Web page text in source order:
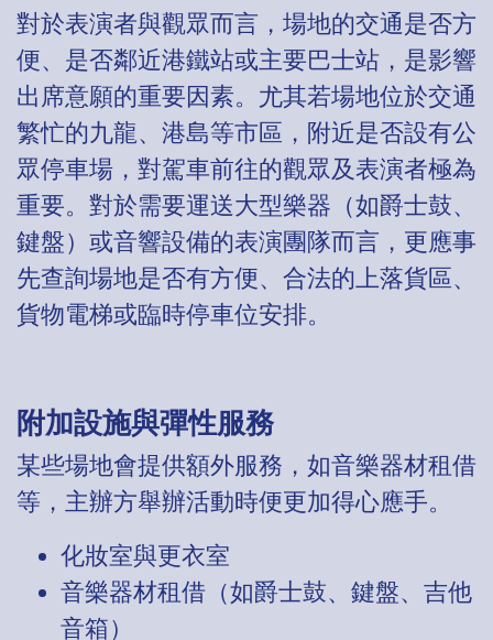
對於表演者與觀眾而言，場地的交通是否方
便、是否鄰近港鐵站或主要巴士站，是影響
出席意願的重要因素。尤其若場地位於交通
繁忙的九龍、港島等市區，附近是否設有公
眾停車場，對駕車前往的觀眾及表演者極為
重要。對於需要運送大型樂器（如爵士鼓、
鍵盤）或音響設備的表演團隊而言，更應事
先查詢場地是否有方便、合法的上落貨區、
貨物電梯或臨時停車位安排。
附加設施與彈性服務
某些場地會提供額外服務，如音樂器材租借
等，主辦方舉辦活動時便更加得心應手。
化妝室與更衣室
音樂器材租借（如爵士鼓、鍵盤、吉他
音箱）